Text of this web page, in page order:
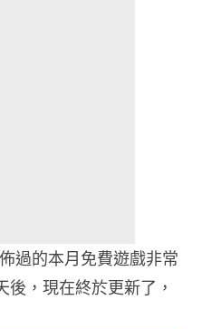
過的本月免費遊戲非常
，現在終於更新了，